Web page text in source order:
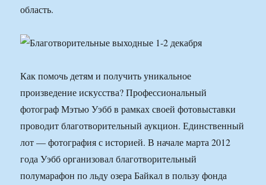
область.
Как помочь детям и получить уникальное
произведение искусства? Профессиональный
фотограф Мэтью Уэбб в рамках своей фотовыставки
проводит благотворительный аукцион. Единственный
лот — фотография с историей. В начале марта 2012
года Уэбб организовал благотворительный
полумарафон по льду озера Байкал в пользу фонда